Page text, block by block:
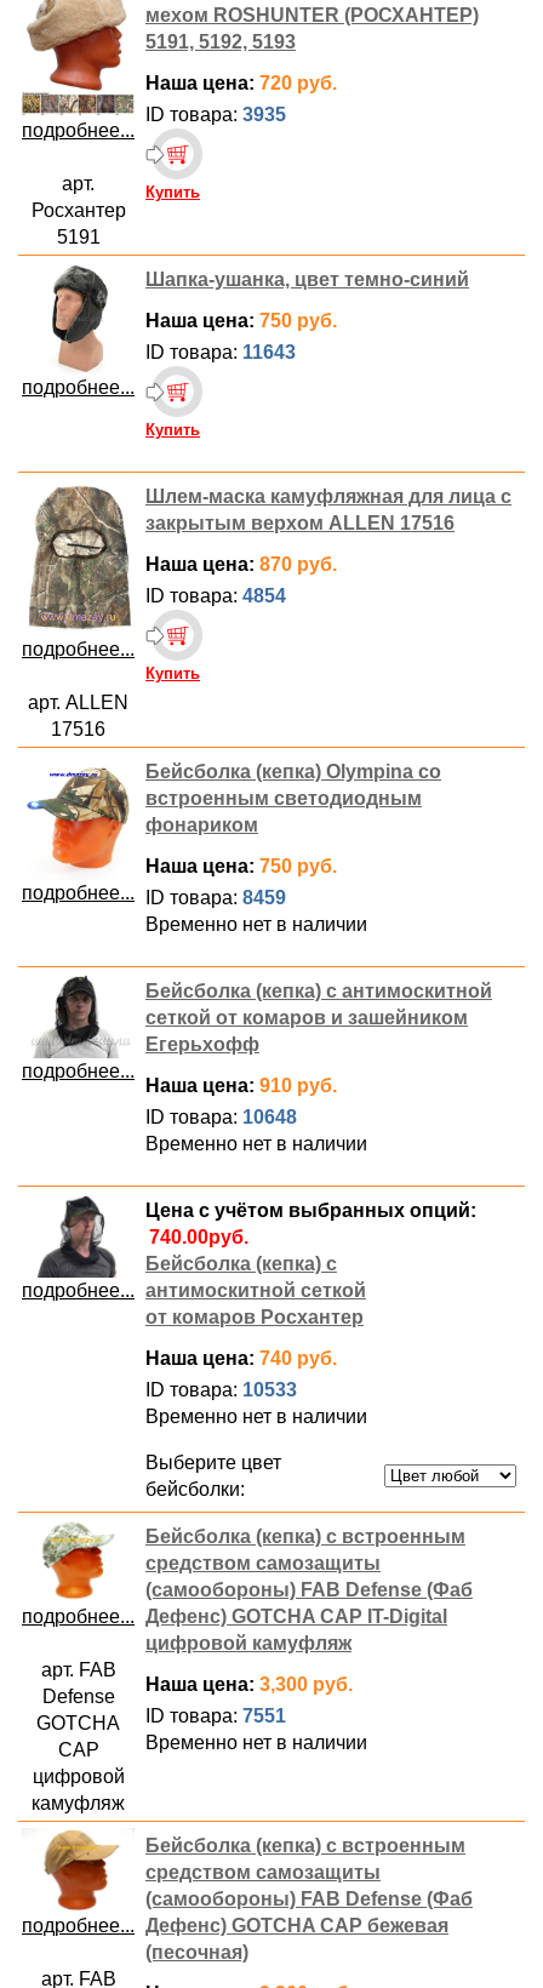
подробнее...
арт.
Росхантер
5191
мехом ROSHUNTER (РОСХАНТЕР)
5191, 5192, 5193
Наша цена: 720 руб.
ID товара: 3935
Купить
подробнее...
Шапка-ушанка, цвет темно-синий
Наша цена: 750 руб.
ID товара: 11643
Купить
подробнее...
арт. ALLEN
17516
Шлем-маска камуфляжная для лица с
закрытым верхом ALLEN 17516
Наша цена: 870 руб.
ID товара: 4854
Купить
подробнее...
Бейсболка (кепка) Olympina со
встроенным светодиодным
фонариком
Наша цена: 750 руб.
ID товара: 8459
Временно нет в наличии
подробнее...
Бейсболка (кепка) с антимоскитной
сеткой от комаров и зашейником
Егерьхофф
Наша цена: 910 руб.
ID товара: 10648
Временно нет в наличии
подробнее...
Цена с учётом выбранных опций:
Бейсболка (кепка) с
антимоскитной сеткой
от комаров Росхантер
Наша цена: 740 руб.
ID товара: 10533
Временно нет в наличии
Выберите цвет
бейсболки:
подробнее...
арт. FAB
Defense
GOTCHA
CAP
цифровой
камуфляж
Бейсболка (кепка) с встроенным
средством самозащиты
(самообороны) FAB Defense (Фаб
Дефенс) GOTCHA CAP IT-Digital
цифровой камуфляж
Наша цена: 3,300 руб.
ID товара: 7551
Временно нет в наличии
подробнее...
арт. FAB
Бейсболка (кепка) с встроенным
средством самозащиты
(самообороны) FAB Defense (Фаб
Дефенс) GOTCHA CAP бежевая
(песочная)